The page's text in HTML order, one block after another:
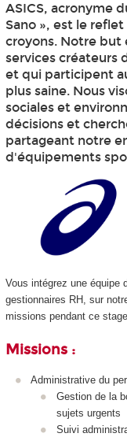
ASICS, acronyme
Sano », est le
croyons. Notre but
services créateurs
et qui participent
plus saine. Nous
sociales et
décisions et
partageant notre
d'équipements
Vous intégrez une équipe
gestionnaires RH, sur
missions pendant ce
Missions :
Administrative du
Gestion de la
sujets urgents
Suivi